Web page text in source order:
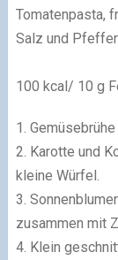
Tomatenpasta,
Salz und Pfeffer
100 kcal/ 10 g
1.
2. Karotte und
kleine Würfel.
3.
zusammen mit
4. Klein